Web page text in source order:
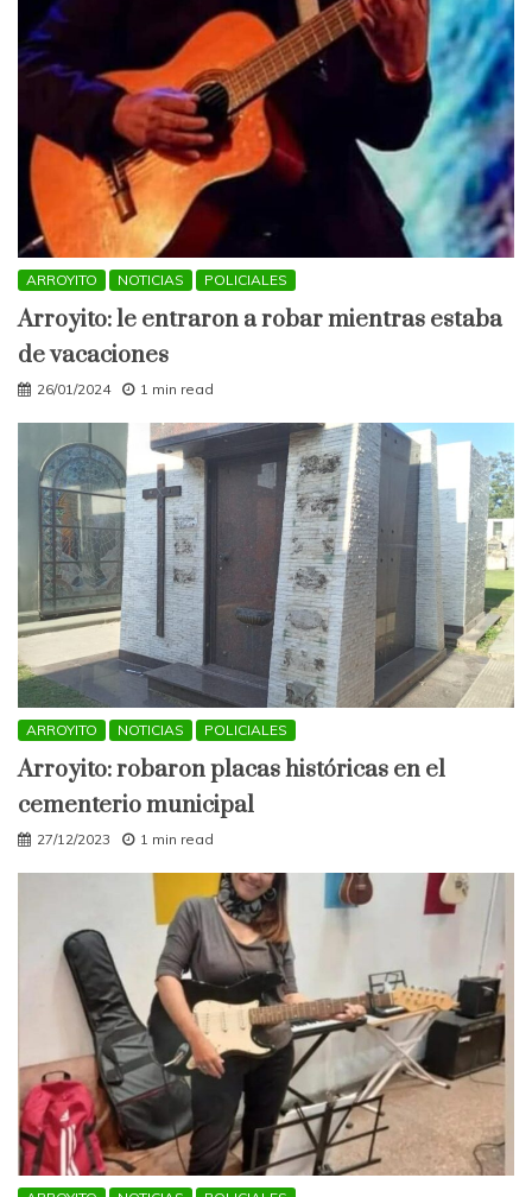
ARROYITO NOTICIAS POLICIALES
Arroyito: le entraron a robar mientras estaba
de vacaciones
26/01/2024 1 min read
ARROYITO NOTICIAS POLICIALES
Arroyito: robaron placas históricas en el
cementerio municipal
27/12/2023 1 min read